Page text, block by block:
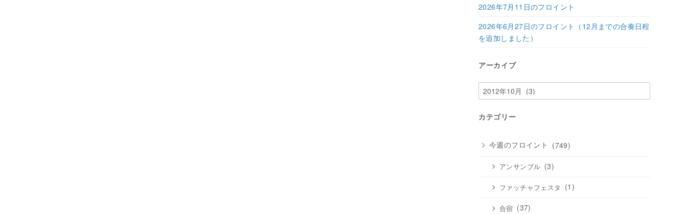
2026年7月11日のフロイント
2026年6月27日のフロイント（12月までの合奏日程
を追加しました）
アーカイブ
ア
ー
イ
カテゴリー
今週のフロイント (749)
アンサンブル (3)
ファッチャフェスタ (1)
合宿 (37)